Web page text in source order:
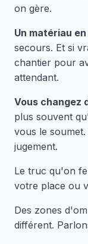
on gère.
Un matériau
secours. Et si
chantier pour
attendant.
Vous changez
plus souvent
vous le
jugement.
Le truc qu'on
votre place ou
Des zones
différent.